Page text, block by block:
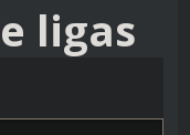
ligas